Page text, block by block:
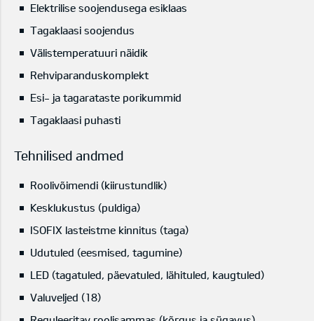
Elektrilise soojendusega esiklaas
Tagaklaasi soojendus
Välistemperatuuri näidik
Rehviparanduskomplekt
Esi- ja tagarataste porikummid
Tagaklaasi puhasti
Tehnilised andmed
Roolivõimendi (kiirustundlik)
Kesklukustus (puldiga)
ISOFIX lasteistme kinnitus (taga)
Udutuled (eesmised, tagumine)
LED (tagatuled, päevatuled, lähituled, kaugtuled)
Valuveljed (18)